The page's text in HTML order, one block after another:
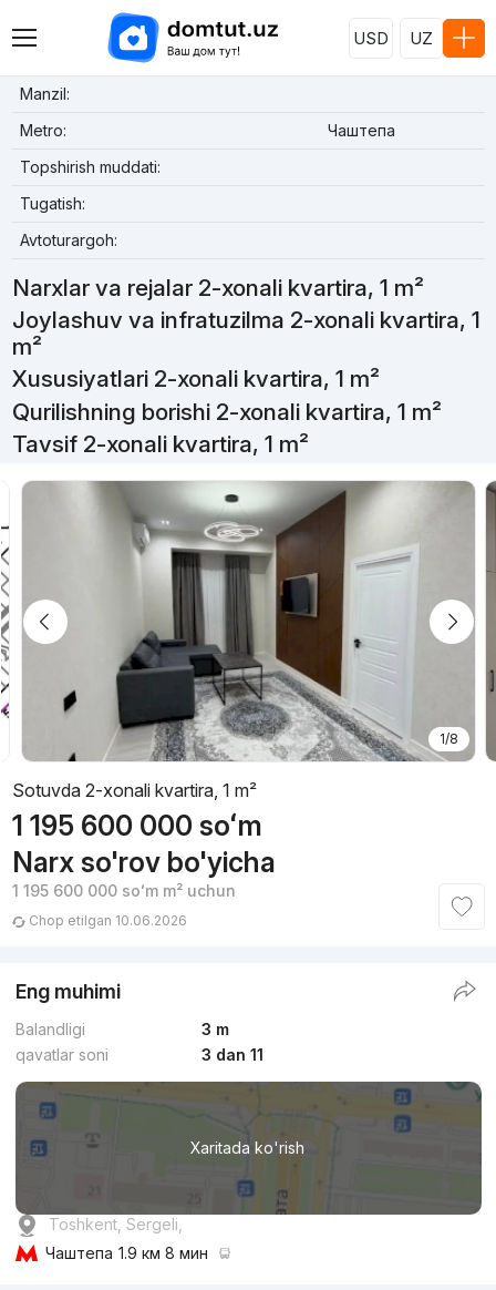
USD UZ
Manzil:
Metro:
Чаштепа
Topshirish muddati:
Tugatish:
Avtoturargoh:
Narxlar va rejalar 2-xonali kvartira, 1 m²
Joylashuv va infratuzilma 2-xonali kvartira, 1
m²
Xususiyatlari 2-xonali kvartira, 1 m²
Qurilishning borishi 2-xonali kvartira, 1 m²
Tavsif 2-xonali kvartira, 1 m²
1/8
Sotuvda 2-xonali kvartira, 1 m²
1 195 600 000 soʻm
Narx so'rov bo'yicha
1 195 600 000 soʻmm² uchun
Chop etilgan 10.06.2026
Eng muhimi
Balandligi
3 m
qavatlar soni
3 dan 11
Xaritada ko'rish
Toshkent, Sergeli,
Чаштепа 1.9 км 8 мин